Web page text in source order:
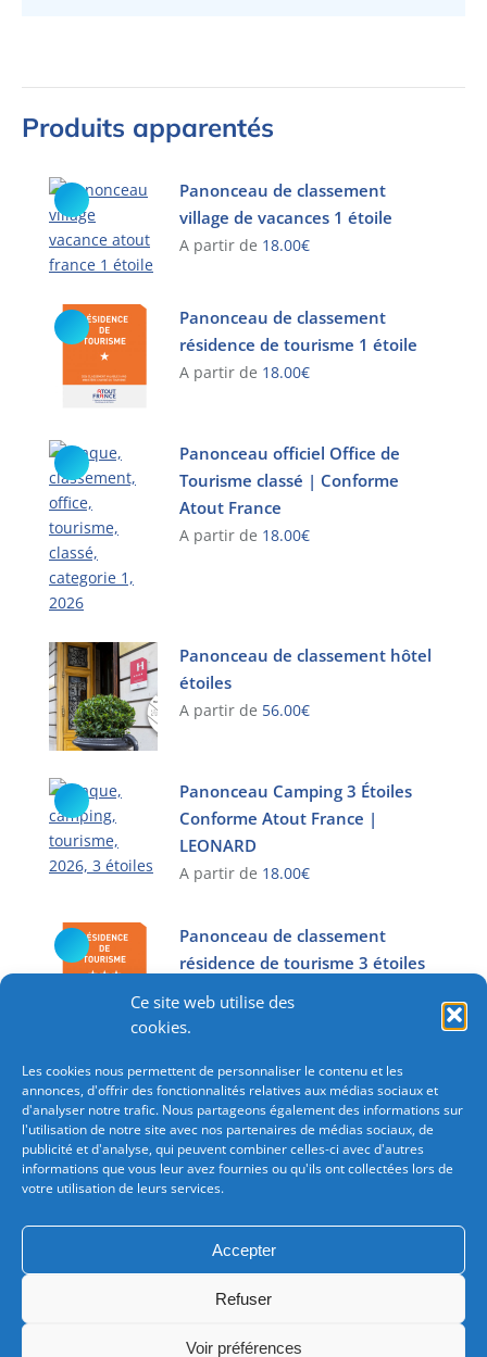
Ce site web utilise des
cookies.
Les cookies nous permettent de personnaliser le contenu et les
annonces, d'offrir des fonctionnalités relatives aux médias sociaux et
d'analyser notre trafic. Nous partageons également des informations sur
l'utilisation de notre site avec nos partenaires de médias sociaux, de
publicité et d'analyse, qui peuvent combiner celles-ci avec d'autres
informations que vous leur avez fournies ou qu'ils ont collectées lors de
votre utilisation de leurs services.
Accepter
Refuser
Voir préférences
résidence
tourisme
étoiles
Produits apparentés
Panonceau de classement
village de vacances 1 étoile
A partir de 18.00€
a
plusieurs
variations.
peuvent
être
choisies
sur
Panonceau de classement
résidence de tourisme 1 étoile
A partir de 18.00€
a
plusieurs
variations.
Les
sur
la
page
Panonceau officiel Office de
Tourisme classé | Conforme
Atout France
A partir de 18.00€
variations.
Les
options
choisies
sur
la
page
Panonceau de classement hôtel
étoiles
A partir de 56.00€
a
plusieurs
variations.
Les
être
choisies
du
produit
Panonceau Camping 3 Étoiles
Conforme Atout France |
LEONARD
A partir de 18.00€
produit
a
variations.
Les
peuvent
être
choisies
sur
du
produit
Panonceau de classement
résidence de tourisme 3 étoiles
Ce
a
plusieurs
variations.
Les
options
peuvent
être
choisies
sur
du
pour bénéficiez de tarifications avantageuses.
Chez Imprimerie Leonard : Vos avis comptent pour nous!